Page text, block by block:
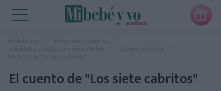

Mi bebé y yo
Niños más inteligentes
Actividades y juegos para niños y bebés
Cuentos infantiles
El cuento de "Los siete cabritos"
El cuento de "Los siete cabritos"